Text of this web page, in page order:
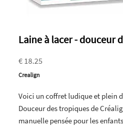
Laine à lacer - douceur
€ 18.25
Crealign
Voici un coffret ludique et plein
Douceur des tropiques de
manuelle pensée pour les